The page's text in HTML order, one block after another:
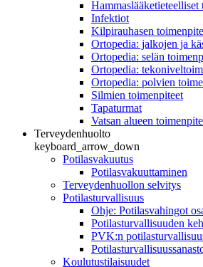
Hammaslääketieteelliset
Infektiot
Kilpirauhasen
Ortopedia: jalkojen ja
Ortopedia: selän
Ortopedia:
Ortopedia: polvien
Silmien toimenpiteet
Tapaturmat
Vatsan alueen
Terveydenhuolto
keyboard_arrow_down
Potilasvakuutus
Potilasvakuuttaminen
Terveydenhuollon selvitys
Potilasturvallisuus
Ohje: Potilasvahingot
Potilasturvallisuuden
PVK:n
Koulutustilaisuudet